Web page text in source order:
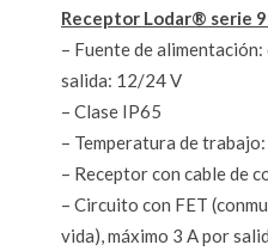
Receptor Lodar® serie
– Fuente de
salida: 12/24 V
– Clase IP65
– Temperatura de trabajo:
– Receptor con cable de
– Circuito con FET
vida), máximo 3 A por